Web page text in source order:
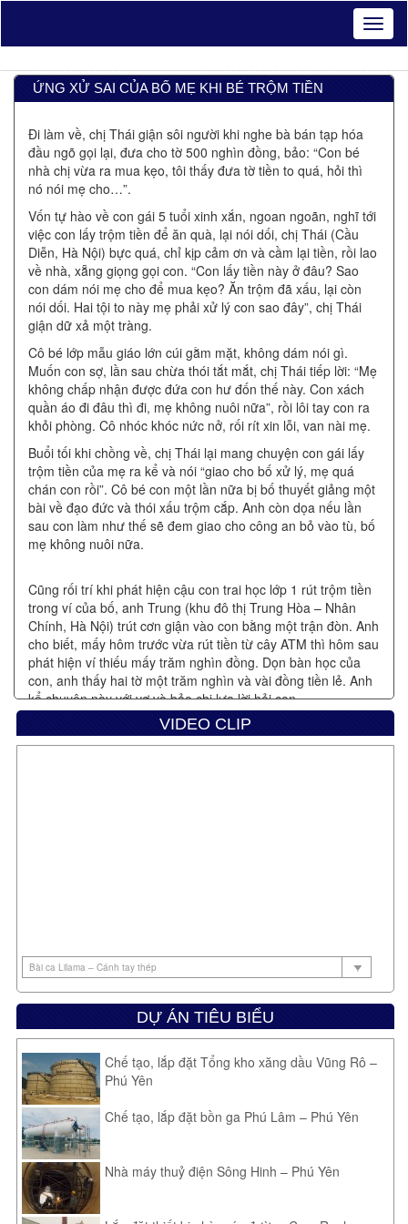
ỨNG XỬ SAI CỦA BỐ MẸ KHI BÉ TRỘM TIỀN
Đi làm về, chị Thái giận sôi người khi nghe bà bán tạp hóa
đầu ngõ gọi lại, đưa cho tờ 500 nghìn đồng, bảo: “Con bé
nhà chị vừa ra mua kẹo, tôi thấy đưa tờ tiền to quá, hỏi thì
nó nói mẹ cho…”.
Vốn tự hào về con gái 5 tuổi xinh xắn, ngoan ngoãn, nghĩ tới
việc con lấy trộm tiền để ăn quà, lại nói dối, chị Thái (Cầu
Diễn, Hà Nội) bực quá, chỉ kịp cảm ơn và cầm lại tiền, rồi lao
về nhà, xẵng giọng gọi con. “Con lấy tiền này ở đâu? Sao
con dám nói mẹ cho để mua kẹo? Ăn trộm đã xấu, lại còn
nói dối. Hai tội to này mẹ phải xử lý con sao đây”, chị Thái
giận dữ xả một tràng.
Cô bé lớp mẫu giáo lớn cúi gằm mặt, không dám nói gì.
Muốn con sợ, lần sau chừa thói tắt mắt, chị Thái tiếp lời: “Mẹ
không chấp nhận được đứa con hư đốn thế này. Con xách
quần áo đi đâu thì đi, mẹ không nuôi nữa”, rồi lôi tay con ra
khỏi phòng. Cô nhóc khóc nức nở, rối rít xin lỗi, van nài mẹ.
Buổi tối khi chồng về, chị Thái lại mang chuyện con gái lấy
trộm tiền của mẹ ra kể và nói “giao cho bố xử lý, mẹ quá
chán con rồi”. Cô bé con một lần nữa bị bố thuyết giảng một
bài về đạo đức và thói xấu trộm cắp. Anh còn dọa nếu lần
sau con làm như thế sẽ đem giao cho công an bỏ vào tù, bố
mẹ không nuôi nữa.
Cũng rối trí khi phát hiện cậu con trai học lớp 1 rút trộm tiền
trong ví của bố, anh Trung (khu đô thị Trung Hòa – Nhân
Chính, Hà Nội) trút cơn giận vào con bằng một trận đòn. Anh
cho biết, mấy hôm trước vừa rút tiền từ cây ATM thì hôm sau
phát hiện ví thiếu mấy trăm nghìn đồng. Dọn bàn học của
con, anh thấy hai tờ một trăm nghìn và vài đồng tiền lẻ. Anh
kể chuyện này với vợ và bảo chị lựa lời hỏi con.
Khi mẹ vừa hỏi vừa dọa dẫm, cậu nhóc 6 tuổi nhận đã 3 lần
lấy tiền trong ví bố và nói bạn cùng lớp xui về lấy tiền bố mẹ
sự bực tức của người lớn chứ không có tác dụng giúp trẻ
nhận thức được cái sai và không tái phạm – mục tiêu chính
cần hướng tới.
Nhà tâm lý cho rằng, trường hợp này, điều đầu tiên phụ
huynh cần làm là kiềm chế cơn giận và bình tĩnh để tìm
nguyên nhân. Hãy hỏi xem con lấy tiền ở đâu, như thế nào,
vì sao và khuyến khích trẻ diễn tả lại hành động của mình,
làm sao để trẻ không sợ, dám nói thật. Bố mẹ cần xác định
xem con lấy tiền là lần đầu hay tái phạm nhiều lần, trẻ lấy
tiền là hành vi bột phát, thấy người lớn để hớ hênh, do con
thèm hay thích thứ gì quá mà không được đáp ứng, hay có ý
định “lập mưu” để lấy tiền vì mục đích nào đó. Đừng vội quy
kết hành động của con là ăn trộm, ăn cắp.
“Trẻ dưới 6 tuổi chưa ý thức rõ ràng về sự sở hữu. Những bé
VIDEO CLIP
DỰ ÁN TIÊU BIỂU
Chế tạo, lắp đặt Tổng kho xăng dầu Vũng Rô –
Phú Yên
Chế tạo, lắp đặt bồn ga Phú Lâm – Phú Yên
Nhà máy thuỷ điện Sông Hinh – Phú Yên